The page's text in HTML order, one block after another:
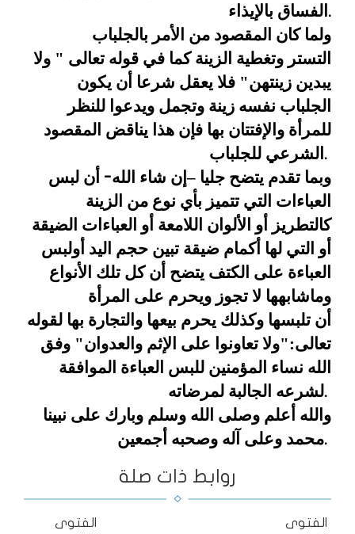
الفساق بالإيذاء .
ولما كان المقصود من الأمر بالجلباب
التستر وتغطية الزينة كما في قوله تعالى " ولا
يبدين زينتهن" فلا يعقل شرعا أن يكون
الجلباب نفسه زينة وتجمل ويدعوا للنظر
للمرأة والإفتتان بها فإن هذا يناقض المقصود
الشرعي للجلباب .
وبما تقدم يتضح جليا –إن شاء الله- أن لبس
العباءات التي تتميز بأي نوع من الزينة
كالتطريز أو الألوان اللامعة أو العباءات الضيقة
أو التي لها أكمام ضيقة تبين حجم اليد أولبس
العباءة على الكتف يتضح أن كل تلك الأنواع
وماشابهها لا تجوز ويحرم على المرأة
أن تلبسها وكذلك يحرم بيعها والتجارة بها لقوله
تعالى:"ولا تعاونوا على الإثم والعدوان" وفق
الله نساء المؤمنين للبس العباءة الموافقة
لشرعه الجالبة لمرضاته .
والله أعلم وصلى الله وسلم وبارك على نبينا
محمد وعلى آله وصحبه أجمعين.
روابط ذات صلة
الفتوى
الفتوى